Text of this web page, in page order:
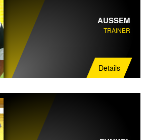
Torwart-Trainer
Mannschaftsarzt
Physiotherapeut
Mannschaftsbetreuer
AUSSEM
TRAINER
Details